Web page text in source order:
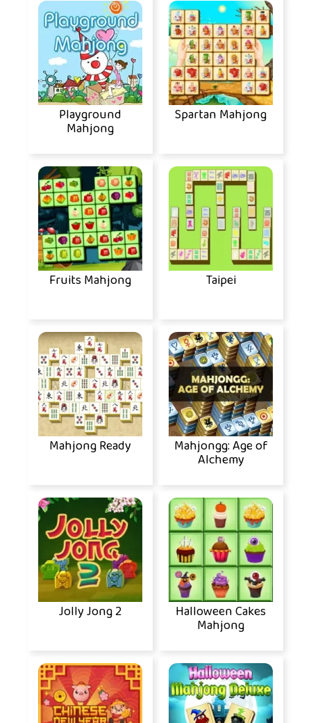
Playground
Mahjong
Spartan Mahjong
Fruits Mahjong Taipei
Mahjong Ready Mahjongg: Age of
Alchemy
Jolly Jong 2 Halloween Cakes
Mahjong